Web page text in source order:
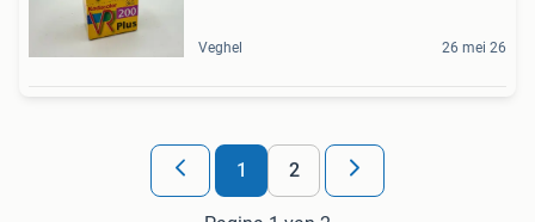
Veghel 26 mei 26
1 2